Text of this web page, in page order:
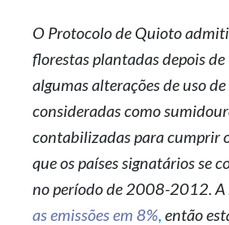
O Protocolo de Quioto
florestas plantadas depois
algumas alterações de uso
consideradas como
contabilizadas para cumprir
que os países signatários se
no período de 2008-2012. A
as emissões em 8%, então